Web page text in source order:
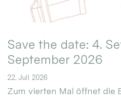
Save the date: 4.
September 2026
22. Juli 2026
Zum vierten Mal öffnet die